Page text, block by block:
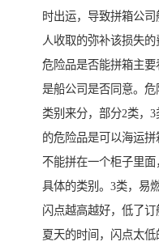
时出运，导致拼箱公
人收取的弥补该损失的
危险品是否能拼箱主
是船公司是否同意。
类别来分，部分2类，
的危险品是可以海运
不能拼在一个柜子里
具体的类别。3类，易
闪点越高越好，低了
夏天的时间，闪点太